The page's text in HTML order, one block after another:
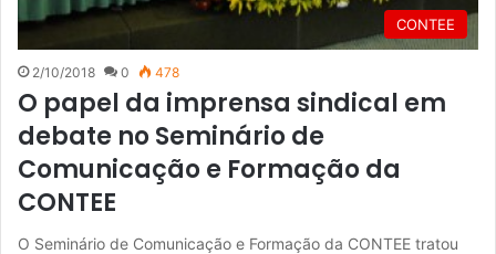
CONTEE
2/10/2018 0 478
O papel da imprensa sindical em
debate no Seminário de
Comunicação e Formação da
CONTEE
O Seminário de Comunicação e Formação da CONTEE tratou